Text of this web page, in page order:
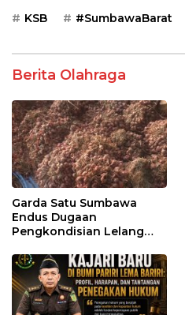
KSB #SumbawaBarat
Berita Olahraga
Garda Satu Sumbawa
Endus Dugaan
Pengkondisian Lelang
Benih Bawang Merah
senilai Rp 7,5 Miliar